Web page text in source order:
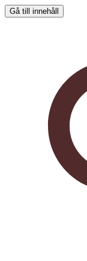
Gå till innehåll